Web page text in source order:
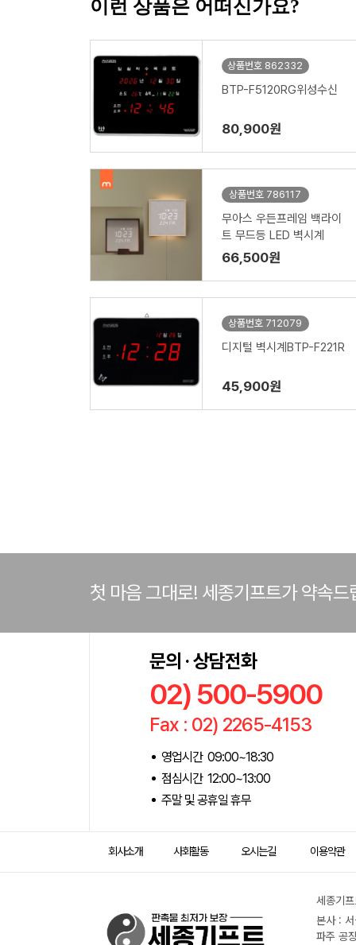
이런 상품은 어떠신가요?
상품번호 862332
BTP-F5120RG위성수신
80,900원
상품번호 786117
무아스 우든프레임 백라이
트 무드등 LED 벽시계
66,500원
상품번호 712079
디지털 벽시계BTP-F221R
45,900원
첫 마음 그대로! 세종기프트가 약속드
문의 · 상담전화
02) 500-5900
Fax : 02) 2265-4153
영업시간 09:00~18:30
점심시간 12:00~13:00
주말 및 공휴일 휴무
회사소개 사회활동 오시는길 이용약관
세종기
본사 :
파주 공